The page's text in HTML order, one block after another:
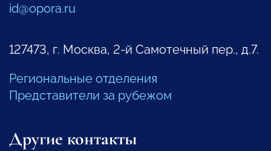
id@opora.ru
127473, г. Москва, 2-й Самотечный пер., д.7.
Региональные отделения
Представители за рубежом
Другие контакты